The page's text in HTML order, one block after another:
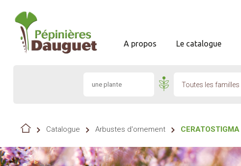
A propos Le catalogue
Toutes les familles
Catalogue Arbustes d'ornement CERATOSTIGMA